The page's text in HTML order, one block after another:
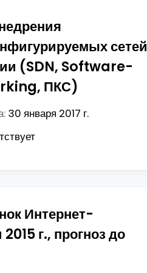
сетей
(SDN, Software-
ПКС)
30 января 2017 г.
Интернет-
г., прогноз до